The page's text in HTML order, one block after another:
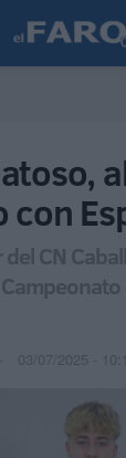
CN
03/07/2025 - 10:11